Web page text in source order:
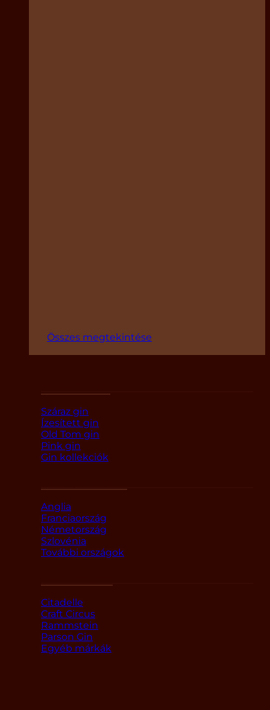
Összes megtekintése
Száraz gin
Ízesített gin
Old Tom gin
Pink gin
Gin kollekciók
Anglia
Franciaország
Németország
Szlovénia
További országok
Citadelle
Craft Circus
Rammstein
Parson Gin
Egyéb márkák